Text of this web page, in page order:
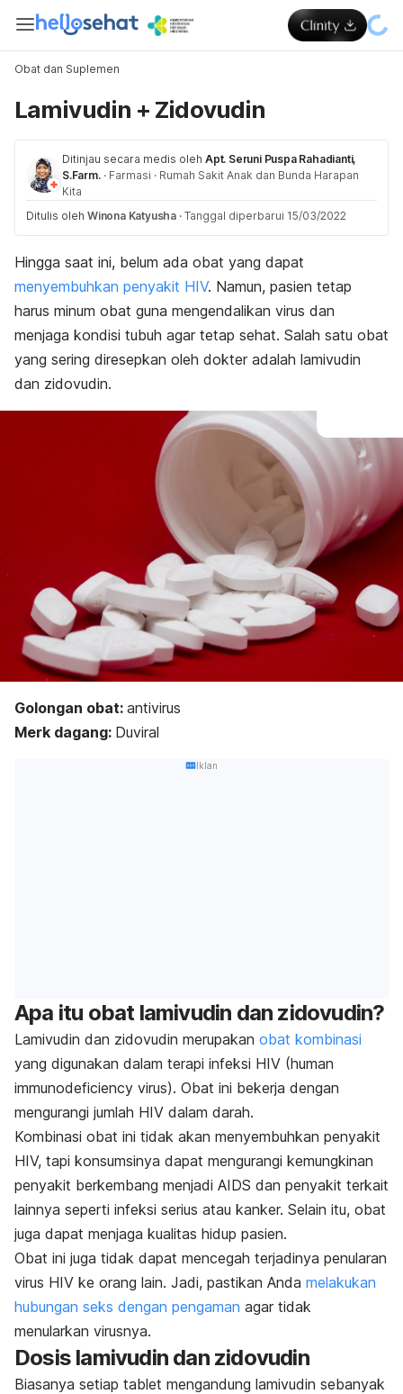
Obat dan Suplemen
Lamivudin + Zidovudin
Ditinjau secara medis oleh Apt. Seruni Puspa Rahadianti,
S.Farm. · Farmasi · Rumah Sakit Anak dan Bunda Harapan
Kita
Ditulis oleh Winona Katyusha · Tanggal diperbarui 15/03/2022
Hingga saat ini, belum ada obat yang dapat
menyembuhkan penyakit HIV. Namun, pasien tetap
harus minum obat guna mengendalikan virus dan
menjaga kondisi tubuh agar tetap sehat. Salah satu obat
yang sering diresepkan oleh dokter adalah lamivudin
dan zidovudin.
Golongan obat: antivirus
Merk dagang: Duviral
Iklan
Apa itu obat lamivudin dan zidovudin?
Lamivudin dan zidovudin merupakan obat kombinasi
yang digunakan dalam terapi infeksi HIV (human
immunodeficiency virus). Obat ini bekerja dengan
mengurangi jumlah HIV dalam darah.
Kombinasi obat ini tidak akan menyembuhkan penyakit
HIV, tapi konsumsinya dapat mengurangi kemungkinan
penyakit berkembang menjadi AIDS dan penyakit terkait
lainnya seperti infeksi serius atau kanker. Selain itu, obat
juga dapat menjaga kualitas hidup pasien.
Obat ini juga tidak dapat mencegah terjadinya penularan
virus HIV ke orang lain. Jadi, pastikan Anda melakukan
hubungan seks dengan pengaman agar tidak
menularkan virusnya.
Dosis lamivudin dan zidovudin
Biasanya setiap tablet mengandung lamivudin sebanyak